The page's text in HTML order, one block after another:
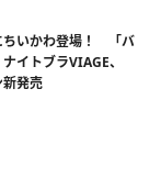
ちいかわ登場！ 「バ
イトブラVIAGE、
新発売